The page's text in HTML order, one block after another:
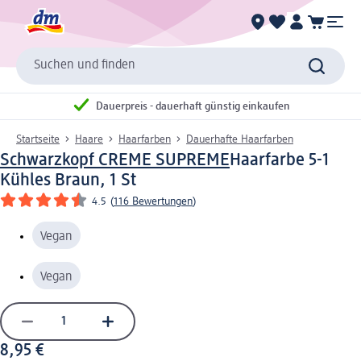
Suchen und finden
Dauerpreis - dauerhaft günstig einkaufen
Startseite Haare Haarfarben Dauerhafte Haarfarben
Schwarzkopf CREME SUPREME Haarfarbe 5-1
Kühles Braun, 1 St
4.5 (116 Bewertungen)
Vegan
Vegan
8,95 €